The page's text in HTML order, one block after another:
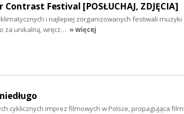
Festival [POSŁUCHAJ, ZDJĘCIA]
i najlepiej zorganizowanych festiwali muzyki
za unikalną, wręcz… » więcej
cyklicznych imprez filmowych w Polsce, propagująca